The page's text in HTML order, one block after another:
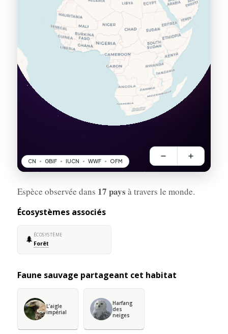
Espèce observée dans 17 pays à travers le monde.
Écosystèmes associés
🌲 ÉCOSYSTÈME
Forêt
Faune sauvage partageant cet habitat
L’aigle
impérial
Harfang
des
neiges